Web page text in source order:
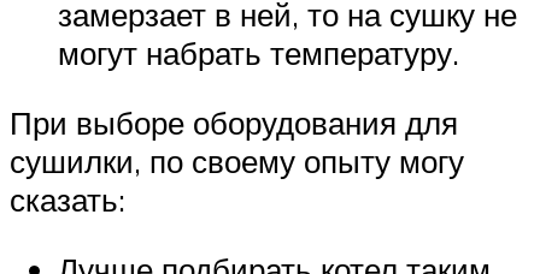
замерзает в ней, то на сушку не
могут набрать температуру.
При выборе оборудования для
сушилки, по своему опыту могу
сказать: